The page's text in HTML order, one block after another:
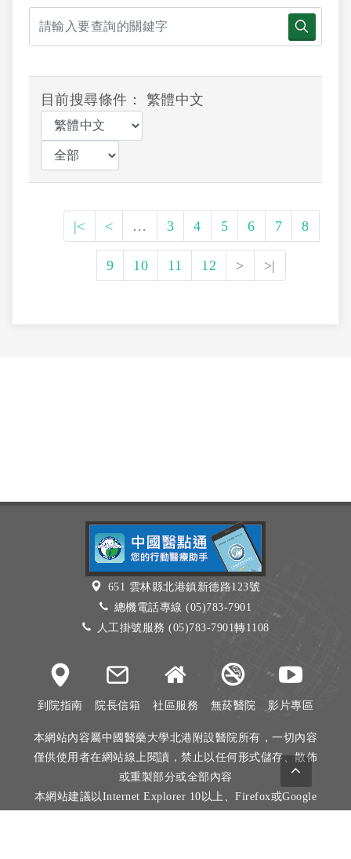
目前搜尋條件： 繁體中文
|< < … 3 4 5 6 7 8
9 10 11 12 > >|
651 雲林縣北港鎮新德路123號
總機電話專線 (05)783-7901
人工掛號服務 (05)783-7901轉1108
到院指南 院長信箱 社區服務 無菸醫院 影片專區
本網站內容屬中國醫藥大學北港附設醫院所有，一切內容
僅供使用者在網站線上閱讀，禁止以任何形式儲存、散佈
或重製部分或全部內容
本網站建議以Internet Explorer 10以上、Firefox或Google